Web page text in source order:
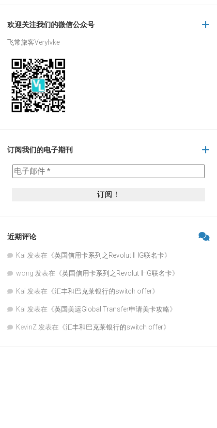
欢迎关注我们的微信公众号
飞常旅客Verylvke
订阅我们的电子期刊
近期评论
Kai 发表在《英国信用卡系列之Revolut IHG联名卡》
wong 发表在《英国信用卡系列之Revolut IHG联名卡》
Kai 发表在《汇丰和巴克莱银行的switch offer》
Kai 发表在《英国美运Global Transfer申请美卡攻略》
KevinZ 发表在《汇丰和巴克莱银行的switch offer》